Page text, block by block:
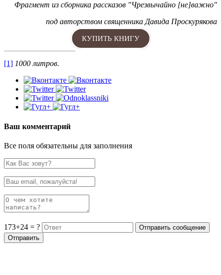
Фрагмент из сборника рассказов "Чрезвычайно [не]важно"
под авторством священника Давида Проскурякова
КУПИТЬ КНИГУ
[1] 1000 литров.
Ваш комментарий
Все поля обязательны для заполнения
173+24 = ?